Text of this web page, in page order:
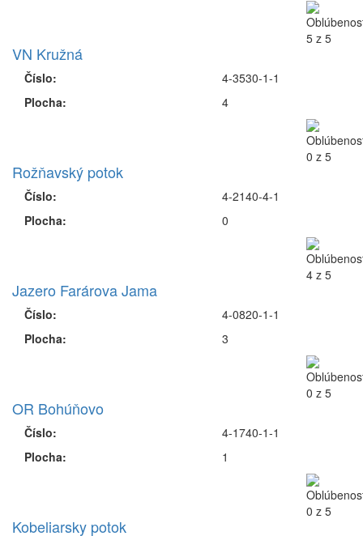
VN Kružná
Číslo:
Plocha:
4-3530-1-1
4
Rožňavský potok
Číslo:
Plocha:
4-2140-4-1
0
Jazero Farárova Jama
Číslo:
Plocha:
4-0820-1-1
3
OR Bohúňovo
Číslo:
Plocha:
4-1740-1-1
1
Kobeliarsky potok